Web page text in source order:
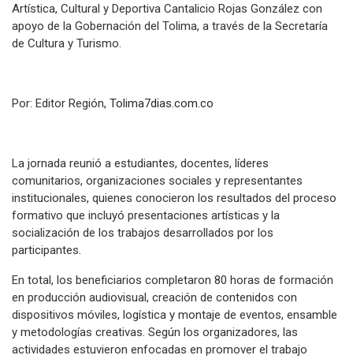
Artística, Cultural y Deportiva Cantalicio Rojas González con
apoyo de la Gobernación del Tolima, a través de la Secretaría
de Cultura y Turismo.
Por: Editor Región, Tolima7dias.com.co
La jornada reunió a estudiantes, docentes, líderes
comunitarios, organizaciones sociales y representantes
institucionales, quienes conocieron los resultados del proceso
formativo que incluyó presentaciones artísticas y la
socialización de los trabajos desarrollados por los
participantes.
En total, los beneficiarios completaron 80 horas de formación
en producción audiovisual, creación de contenidos con
dispositivos móviles, logística y montaje de eventos, ensamble
y metodologías creativas. Según los organizadores, las
actividades estuvieron enfocadas en promover el trabajo